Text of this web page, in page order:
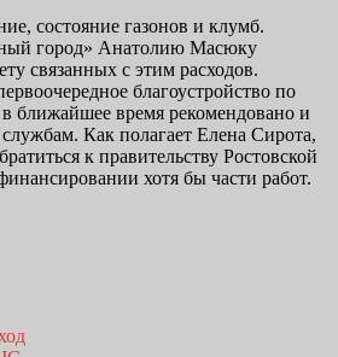
состояние газонов и клумб.
город» Анатолию Масюку
связанных с этим расходов.
благоустройство по
ближайшее время рекомендовано и
Как полагает Елена Сирота,
к правительству Ростовской
хотя бы части работ.